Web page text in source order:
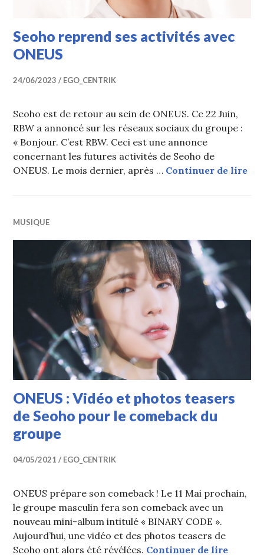
Seoho reprend ses activités avec
ONEUS
24/06/2023 EGO_CENTRIK
Seoho est de retour au sein de ONEUS. Ce 22 Juin,
RBW a annoncé sur les réseaux sociaux du groupe :
« Bonjour. C’est RBW. Ceci est une annonce
concernant les futures activités de Seoho de
ONEUS. Le mois dernier, après … Continuer de lire
MUSIQUE
ONEUS : Vidéo et photos teasers
de Seoho pour le comeback du
groupe
04/05/2021 EGO_CENTRIK
ONEUS prépare son comeback ! Le 11 Mai prochain,
le groupe masculin fera son comeback avec un
nouveau mini-album intitulé « BINARY CODE ».
Aujourd’hui, une vidéo et des photos teasers de
Seoho ont alors été révélées. Continuer de lire